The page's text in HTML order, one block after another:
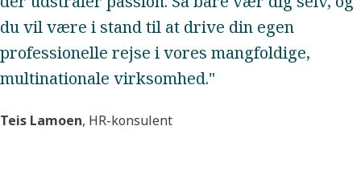
du vil være i stand til at drive din egen
professionelle rejse i vores mangfoldige,
multinationale virksomhed."
Teis Lamoen, HR-konsulent